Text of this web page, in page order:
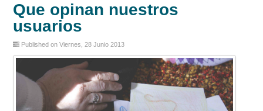
Que opinan nuestros
usuarios
Published on Viernes, 28 Junio 2013